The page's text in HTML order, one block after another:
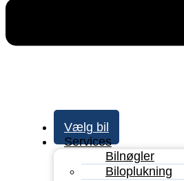
Vælg bil
Services
Bilnøgler
Biloplukning